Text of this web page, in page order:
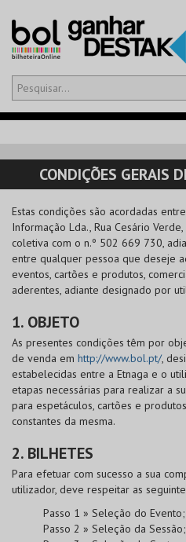
Olá,iniciar sessão
CARRINHO
EVENTOS
CARTÕES
PRODUTOS
CONDIÇÕES GERAIS
Estas condições são acordadas
Informação Lda., Rua Cesário
coletiva com o n.º 502 669 730,
entre qualquer pessoa que deseje
eventos, cartões e produtos,
aderentes, adiante designado por
1. OBJETO
As presentes condições têm por
de venda em http://www.bol.pt/,
estabelecidas entre a Etnaga e o
etapas necessárias para realizar a
para espetáculos, cartões e
constantes da mesma.
2. BILHETES
Para efetuar com sucesso a sua
utilizador, deve respeitar as
Passo 1 » Seleção do Evento;
Passo 2 » Seleção da Sessão;